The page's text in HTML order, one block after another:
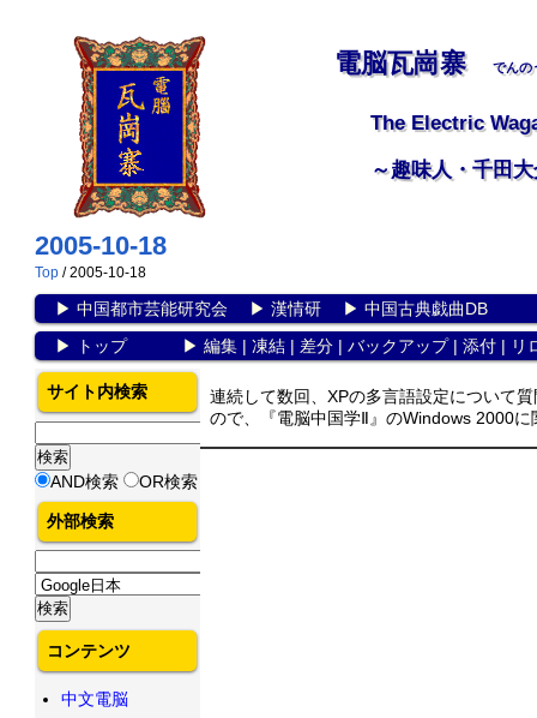
電脳瓦崗寨 でんの
The Electric
～趣味人・千田
2005-10-18
Top / 2005-10-18
▶ 中国都市芸能研究会▶ 漢情研▶ 中国古典戯曲DB
▶
トップ▶ 編集| 凍結| 差分| バックアップ| 添付| リ
連続して数回、XPの多言語設定について
ので、『電脳中国学Ⅱ』のWindows 2000
サイト内検索
AND検索 OR検索
外部検索
コンテンツ
中文電脳